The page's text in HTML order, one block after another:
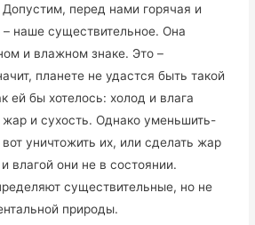
перед нами горячая и
– наше существительное. Она
и влажном знаке. Это –
планете не удастся быть такой
ей бы хотелось: холод и влага
и сухость. Однако уменьшить-
уничтожить их, или сделать жар
влагой они не в состоянии.
существительные, но не
природы.